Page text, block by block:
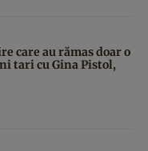
care au rămas doar o
tari cu Gina Pistol,